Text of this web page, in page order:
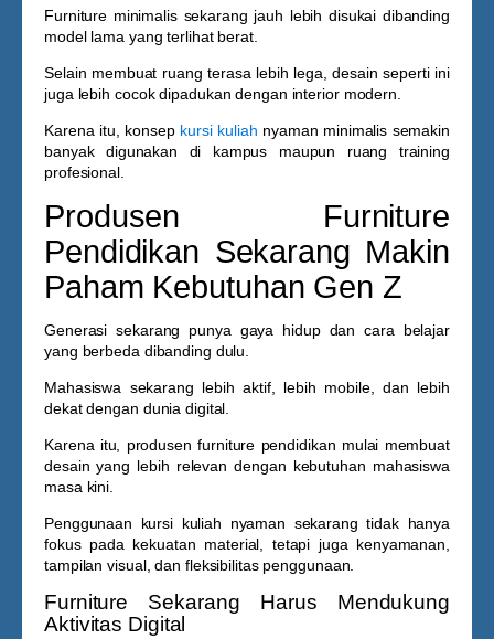
Furniture minimalis sekarang jauh lebih disukai dibanding
model lama yang terlihat berat.
Selain membuat ruang terasa lebih lega, desain seperti ini
juga lebih cocok dipadukan dengan interior modern.
Karena itu, konsep kursi kuliah nyaman minimalis semakin
banyak digunakan di kampus maupun ruang training
profesional.
Produsen Furniture
Pendidikan Sekarang Makin
Paham Kebutuhan Gen Z
Generasi sekarang punya gaya hidup dan cara belajar
yang berbeda dibanding dulu.
Mahasiswa sekarang lebih aktif, lebih mobile, dan lebih
dekat dengan dunia digital.
Karena itu, produsen furniture pendidikan mulai membuat
desain yang lebih relevan dengan kebutuhan mahasiswa
masa kini.
Penggunaan kursi kuliah nyaman sekarang tidak hanya
fokus pada kekuatan material, tetapi juga kenyamanan,
tampilan visual, dan fleksibilitas penggunaan.
Furniture Sekarang Harus Mendukung
Aktivitas Digital